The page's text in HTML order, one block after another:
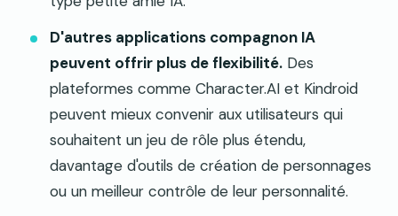
D'autres applications compagnon IA
peuvent offrir plus de flexibilité. Des
plateformes comme Character.AI et Kindroid
peuvent mieux convenir aux utilisateurs qui
souhaitent un jeu de rôle plus étendu,
davantage d'outils de création de personnages
ou un meilleur contrôle de leur personnalité.